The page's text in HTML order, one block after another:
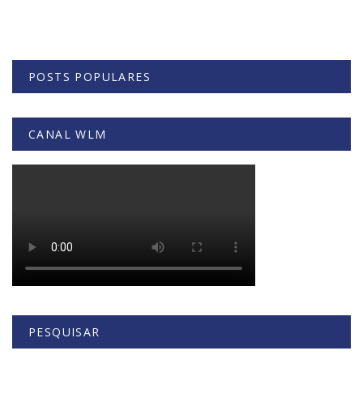
POSTS POPULARES
CANAL WLM
PESQUISAR